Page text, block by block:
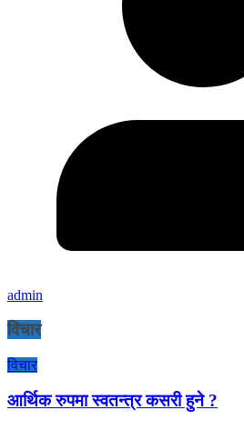
admin
विचार
विचार
आर्थिक रुपमा स्वतन्त्र कसरी हुने ?